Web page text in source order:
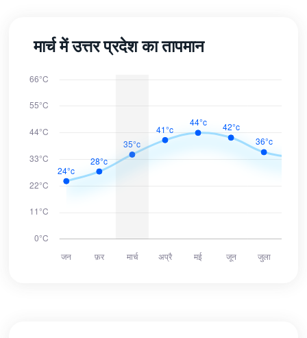
मार्च में उत्तर प्रदेश का तापमान